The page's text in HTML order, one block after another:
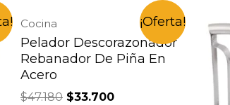
¡Oferta!
Cocina
Pelador Descorazonador
Rebanador De Piña En
Acero
$47.180 $33.700